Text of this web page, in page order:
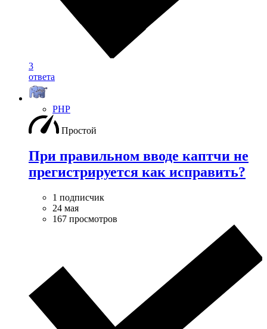
3
ответа
PHP
Простой
При правильном вводе каптчи не
прегистрируется как исправить?
1 подписчик
24 мая
167 просмотров